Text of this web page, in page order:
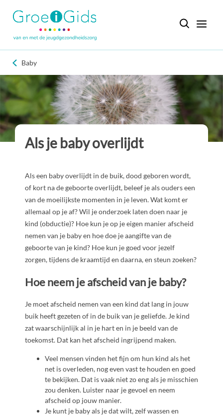
Baby
Als je baby overlijdt
Als een baby overlijdt in de buik, dood geboren wordt,
of kort na de geboorte overlijdt, beleef je als ouders een
van de moeilijkste momenten in je leven. Wat komt er
allemaal op je af? Wil je onderzoek laten doen naar je
kind (obductie)? Hoe kun je op je eigen manier afscheid
nemen van je baby en hoe doe je aangifte van de
geboorte van je kind? Hoe kun je goed voor jezelf
zorgen, tijdens de kraamtijd en daarna, en steun zoeken?
Hoe neem je afscheid van je baby?
Je moet afscheid nemen van een kind dat lang in jouw
buik heeft gezeten of in de buik van je geliefde. Je kind
zat waarschijnlijk al in je hart en in je beeld van de
toekomst. Dat kan het afscheid ingrijpend maken.
Veel mensen vinden het fijn om hun kind als het
net is overleden, nog even vast te houden en goed
te bekijken. Dat is vaak niet zo eng als je misschien
zou denken. Luister naar je gevoel en neem
afscheid op jouw manier.
Je kunt je baby als je dat wilt, zelf wassen en